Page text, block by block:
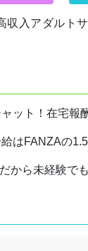
収入アダルト
ット！在宅報
はFANZAの
から未経験でも